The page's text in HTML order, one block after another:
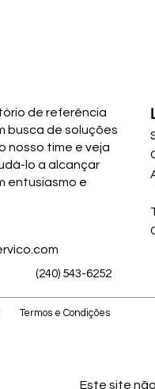
de referência
busca de soluções
nosso time e veja
lo a alcançar
entusiasmo e
(240) 543-6252
Termos e Condições
Este site